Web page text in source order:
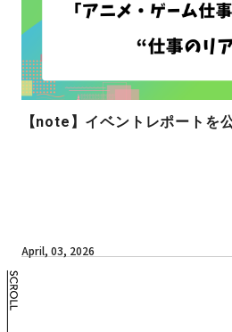
【note】イベントレポートを
April, 03, 2026